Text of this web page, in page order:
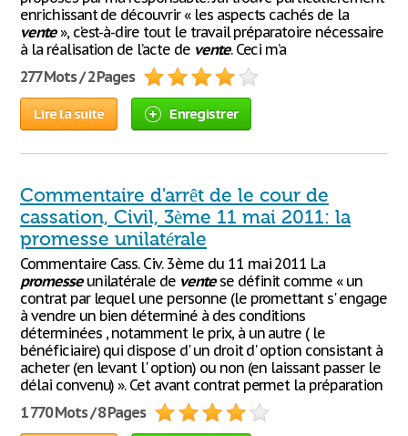
enrichissant de découvrir « les aspects cachés de la
vente», c’est-à-dire tout le travail préparatoire nécessaire
à la réalisation de l’acte de vente. Ceci m’a
277 Mots / 2 Pages
Lire la suite Enregistrer
Commentaire d'arrêt de le cour de
cassation, Civil, 3ème 11 mai 2011: la
promesse unilatérale
Commentaire Cass. Civ. 3ème du 11 mai 2011 La
promesseunilatérale de ventese définit comme « un
contrat par lequel une personne (le promettant s' engage
à vendre un bien déterminé à des conditions
déterminées , notamment le prix, à un autre ( le
bénéficiaire) qui dispose d' un droit d' option consistant à
acheter (en levant l' option) ou non (en laissant passer le
délai convenu) ». Cet avant contrat permet la préparation
1 770 Mots / 8 Pages